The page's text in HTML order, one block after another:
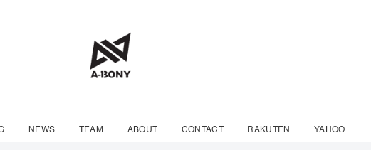
NEWS TEAM ABOUT CONTACT RAKUTEN YAHOO